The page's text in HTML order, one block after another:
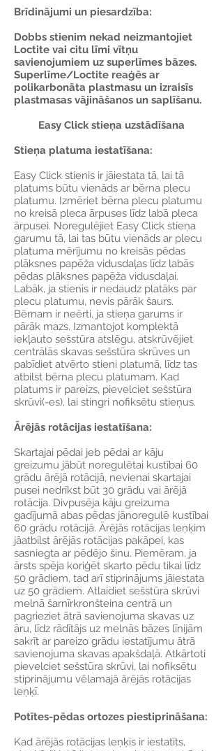
Brīdinājumi un piesardzība:
Dobbs stienim nekad neizmantojiet
Loctite vai citu līmi vītņu
savienojumiem uz superlīmes bāzes.
Superlīme/Loctite reaģēs ar
polikarbonāta plastmasu un izraisīs
plastmasas vājināšanos un saplīšanu.
Easy Click stieņa uzstādīšana
Stieņa platuma iestatīšana:
Easy Click stienis ir jāiestata tā, lai tā
platums būtu vienāds ar bērna plecu
platumu. Izmēriet bērna plecu platumu
no kreisā pleca ārpuses līdz labā pleca
ārpusei. Noregulējiet Easy Click stieņa
garumu tā, lai tas būtu vienāds ar plecu
platuma mērījumu no kreisās pēdas
plāksnes papēža vidusdaļas līdz labās
pēdas plāksnes papēža vidusdaļai.
Labāk, ja stienis ir nedaudz platāks par
plecu platumu, nevis pārāk šaurs.
Bērnam ir neērti, ja stieņa garums ir
pārāk mazs. Izmantojot komplektā
iekļauto sešstūra atslēgu, atskrūvējiet
centrālās skavas sešstūra skrūves un
pabīdiet atvērto stieni platumā, līdz tas
atbilst bērna plecu platumam. Kad
platums ir pareizs, pievelciet sešstūra
skrūvi(-es), lai stingri nofiksētu stieņus.
Ārējās rotācijas iestatīšana:
Skartajai pēdai jeb pēdai ar kāju
greizumu jābūt noregulētai kustībai 60
grādu ārējā rotācijā, nevienai skartajai
pusei nedrīkst būt 30 grādu vai ārējā
rotācija. Divpusēja kāju greizuma
gadījumā abas pēdas jānoregulē kustībai
60 grādu rotācijā. Ārējās rotācijas leņķim
jāatbilst ārējās rotācijas pakāpei, kas
sasniegta ar pēdējo šinu. Piemēram, ja
ārsts spēja koriģēt skarto pēdu tikai līdz
50 grādiem, tad arī stiprinājums jāiestata
uz 50 grādiem. Atlaidiet sešstūra skrūvi
melnā šarnīrkronšteina centrā un
pagrieziet ātrā savienojuma skavas uz
āru, līdz rādītājs uz melnās bāzes līnijām
sakrīt ar pareizo grādu iestatījumu ātrā
savienojuma skavas apakšdaļā. Atkārtoti
pievelciet sešstūra skrūvi, lai nofiksētu
stiprinājumu vēlamajā ārējās rotācijas
leņķī.
Potītes-pēdas ortozes piestiprināšana:
Kad ārējās rotācijas leņķis ir iestatīts,